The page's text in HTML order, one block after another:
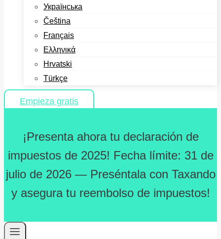
Українська
Čeština
Français
Ελληνικά
Hrvatski
Türkçe
Empieza gratis
¡Presenta ahora tu declaración de
impuestos de 2025! Fecha límite: 31 de
julio de 2026 — Preséntala con Taxando
y asegura tu reembolso de impuestos!